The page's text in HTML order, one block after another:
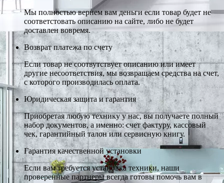
Мы полностью вернем вам деньги если товар будет не
соответстовать описанию на сайте, либо не будет
доставлен вовремя.
Возврат платежа по счету
Если товар не соотвутствует описанию или имеет
другие несоответствия, мы возвращаем средства на счет,
с которого производилась оплата.
Юридическая защита и гарантия
Приобретая любую технику у нас, вы получаете полный
набор документов, а именно: счет фактуру, кассовый
чек, гарантийный талон или сервисную книгу.
Гарантия качественной установки
Если вам требуется установка техники, наши
проверенные партнеры всегда готовы помочь вам в